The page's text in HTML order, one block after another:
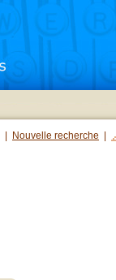
Nouvelle recherche